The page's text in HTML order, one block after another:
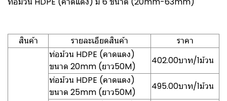
สินค้า รายละเอียดสินค้า
ราคา
ท่อม้วน HDPE (คาดแดง)
ขนาด 20mm (ยาว50M)
402.00บาท/1ม้วน
ท่อม้วน HDPE (คาดแดง)
ขนาด 25mm (ยาว50M)
495.00บาท/1ม้วน